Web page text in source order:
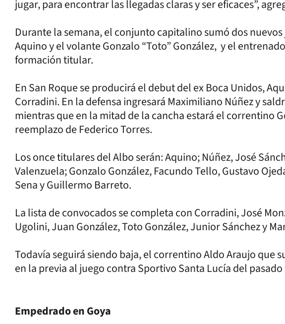
jugar, para encontrar las llegadas claras y ser eficaces”,
Durante la semana, el conjunto capitalino sumó dos
Aquino y el volante Gonzalo “Toto” González, y el
formación titular.
En San Roque se producirá el debut del ex Boca Unidos,
Corradini. En la defensa ingresará Maximiliano Núñez y
mientras que en la mitad de la cancha estará el correntino
reemplazo de Federico Torres.
Los once titulares del Albo serán: Aquino; Núñez, José
Valenzuela; Gonzalo González, Facundo Tello, Gustavo
Sena y Guillermo Barreto.
La lista de convocados se completa con Corradini, José
Ugolini, Juan González, Toto González, Junior Sánchez y
Todavía seguirá siendo baja, el correntino Aldo Araujo que
en la previa al juego contra Sportivo Santa Lucía del
Empedrado en Goya